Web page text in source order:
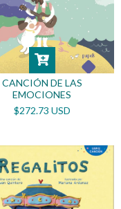
CANCIÓN DE LAS
EMOCIONES
$272.73 USD